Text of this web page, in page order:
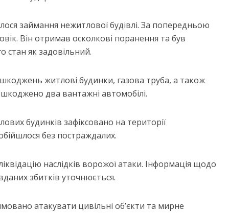
займання нежитлової будівлі. За попередньою
Він отримав осколкові поранення та був
стан як задовільний.
житлові будинки, газова труба, а також
два вантажні автомобілі.
будинків зафіксовано на території
без постраждалих.
наслідків ворожої атаки. Інформація щодо
збитків уточнюється.
атакувати цивільні об’єкти та мирне